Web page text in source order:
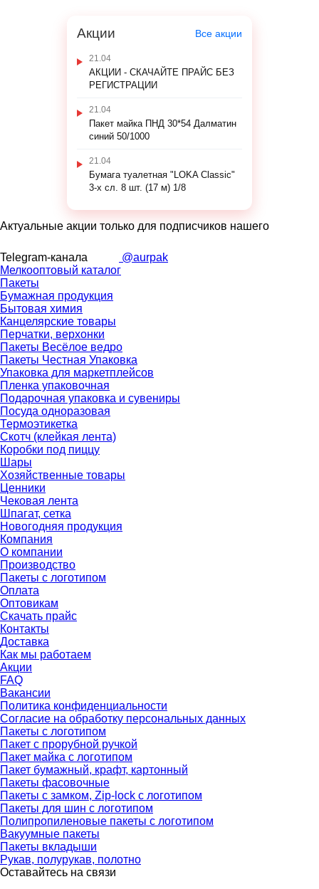
Акции Все акции
21.04
АКЦИИ - СКАЧАЙТЕ ПРАЙС БЕЗ
РЕГИСТРАЦИИ
21.04
Пакет майка ПНД 30*54 Далматин
синий 50/1000
21.04
Бумага туалетная "LOKA Classic"
3-х сл. 8 шт. (17 м) 1/8
Актуальные акции только для подписчиков нашего
Telegram-канала
@aurpak
Мелкооптовый каталог
Пакеты
Бумажная продукция
Бытовая химия
Канцелярские товары
Перчатки, верхонки
Пакеты Весёлое ведро
Пакеты Честная Упаковка
Упаковка для маркетплейсов
Пленка упаковочная
Подарочная упаковка и сувениры
Посуда одноразовая
Термоэтикетка
Скотч (клейкая лента)
Коробки под пиццу
Шары
Хозяйственные товары
Ценники
Чековая лента
Шпагат, сетка
Новогодняя продукция
Компания
О компании
Производство
Пакеты с логотипом
Оплата
Оптовикам
Скачать прайс
Контакты
Доставка
Как мы работаем
Акции
FAQ
Вакансии
Политика конфиденциальности
Согласие на обработку персональных данных
Пакеты с логотипом
Пакет с прорубной ручкой
Пакет майка с логотипом
Пакет бумажный, крафт, картонный
Пакеты фасовочные
Пакеты с замком, Zip-lock с логотипом
Пакеты для шин с логотипом
Полипропиленовые пакеты с логотипом
Вакуумные пакеты
Пакеты вкладыши
Рукав, полурукав, полотно
Оставайтесь на связи